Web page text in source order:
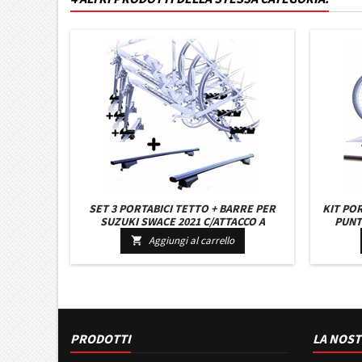
SET 3 PORTABICI TETTO + BARRE PER
SUZUKI SWACE 2021 C/ATTACCO A
FORCELLA UNIVERSALI BARRE 110 CM +
KIT ATTACCHI MONTAGGIO FACILE
 Aggiungi al carrello
KIT
PRODOTTI LA